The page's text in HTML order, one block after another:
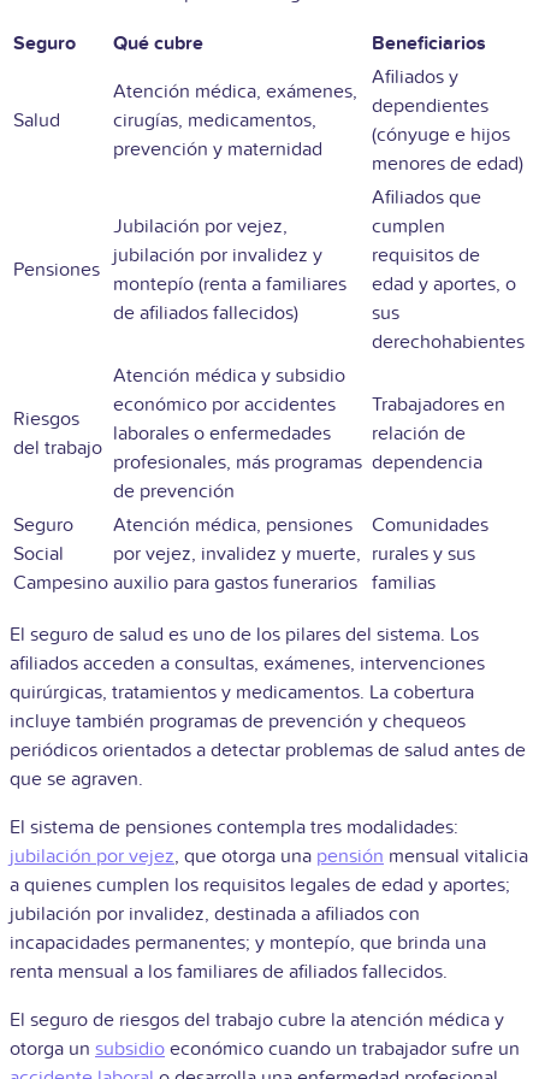
Seguro Qué cubre Beneficiarios
Salud
Atención médica, exámenes,
cirugías, medicamentos,
prevención y maternidad
Afiliados y
dependientes
(cónyuge e hijos
menores de edad)
Pensiones
Jubilación por vejez,
jubilación por invalidez y
montepío (renta a familiares
de afiliados fallecidos)
Afiliados que
cumplen
requisitos de
edad y aportes, o
sus
derechohabientes
Riesgos
del trabajo
Atención médica y subsidio
económico por accidentes
laborales o enfermedades
profesionales, más programas
de prevención
Trabajadores en
relación de
dependencia
Seguro
Social
Campesino
Atención médica, pensiones
por vejez, invalidez y muerte,
auxilio para gastos funerarios
Comunidades
rurales y sus
familias
El seguro de salud es uno de los pilares del sistema. Los
afiliados acceden a consultas, exámenes, intervenciones
quirúrgicas, tratamientos y medicamentos. La cobertura
incluye también programas de prevención y chequeos
periódicos orientados a detectar problemas de salud antes de
que se agraven.
El sistema de pensiones contempla tres modalidades:
jubilación por vejez, que otorga una pensión mensual vitalicia
a quienes cumplen los requisitos legales de edad y aportes;
jubilación por invalidez, destinada a afiliados con
incapacidades permanentes; y montepío, que brinda una
renta mensual a los familiares de afiliados fallecidos.
El seguro de riesgos del trabajo cubre la atención médica y
otorga un subsidio económico cuando un trabajador sufre un